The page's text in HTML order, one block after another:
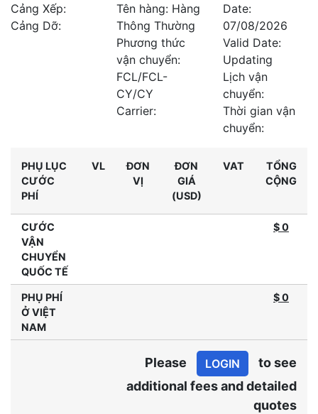
Cảng Xếp:
Cảng Dỡ:
Tên hàng: Hàng
Thông Thường
Phương thức
vận chuyển:
FCL/FCL-
CY/CY
Carrier:
Date:
07/08/2026
Valid Date:
Updating
Lịch vận
chuyển:
Thời gian vận
chuyển:
PHỤ LỤC
CƯỚC
PHÍ
VL
ĐƠN
VỊ
ĐƠN
GIÁ
(USD)
VAT
TỔNG
CỘNG
CƯỚC
VẬN
CHUYỂN
QUỐC TẾ
$ 0
PHỤ PHÍ
Ở VIỆT
NAM
$0
Please LOGIN
to see
additional fees and detailed
quotes